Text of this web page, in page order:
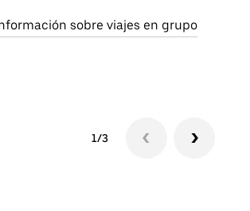
sobre viajes en grupo
1/3